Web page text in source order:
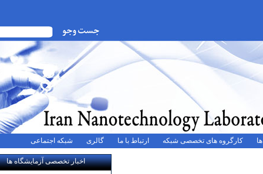
های تخصصی شبکه ارتباط با ما گالری شبکه اجتماعی
اخبار تخصصی آزمایشگاه ها